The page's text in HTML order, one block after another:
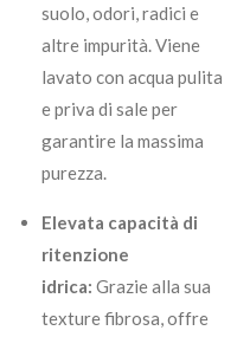
suolo, odori, radici e
altre impurità. Viene
lavato con acqua pulita
e priva di sale per
garantire la massima
purezza.
Elevata capacità di
ritenzione
idrica: Grazie alla sua
texture fibrosa, offre